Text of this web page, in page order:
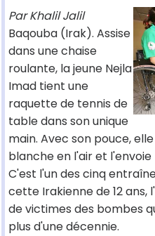
Par Khalil Jalil
Baqouba (Irak). Assise
dans une chaise
roulante, la jeune Nejla
Imad tient une
raquette de tennis de
table dans son unique
main. Avec son pouce,
blanche en l'air et
C'est l'un des cinq
cette Irakienne de 12 ans,
de victimes des bombes
plus d'une décennie.